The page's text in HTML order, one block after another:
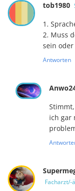
tob1980
1.
2. Muss
sein
Antworten
ich gar
Facharzt/-